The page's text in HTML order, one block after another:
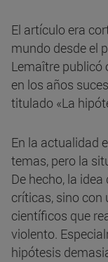
El artículo era
mundo desde el
Lemaître publicó
en los años
titulado «La
En la actualidad
temas, pero la
De hecho, la
críticas, sino con
científicos que
violento.
hipótesis